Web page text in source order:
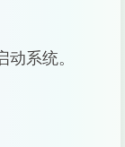
系统。